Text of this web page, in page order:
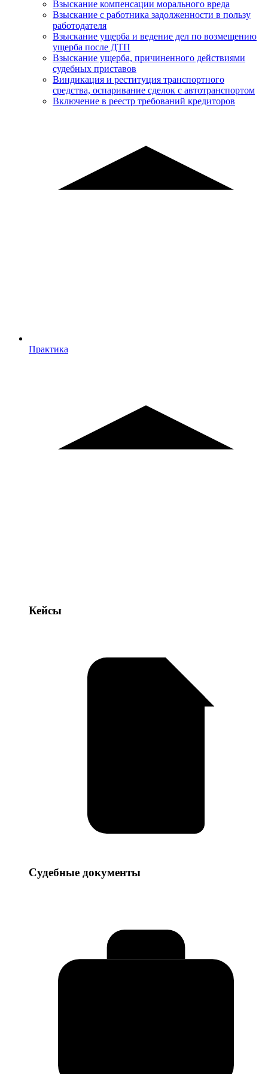
Взыскание компенсации морального вреда
Взыскание с работника задолженности в пользу
работодателя
Взыскание ущерба и ведение дел по возмещению
ущерба после ДТП
Взыскание ущерба, причиненного действиями
судебных приставов
Виндикация и реституция транспортного
средства, оспаривание сделок с автотранспортом
Включение в реестр требований кредиторов
Практика
Практика
Кейсы
Кейсы
Судебные
Судебные документы